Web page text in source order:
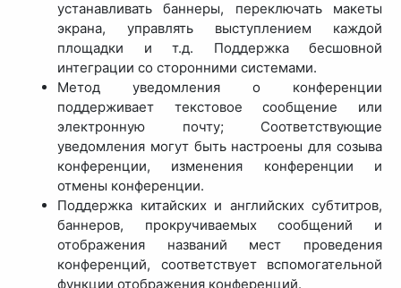
устанавливать баннеры, переключать макеты
экрана, управлять выступлением каждой
площадки и т.д. Поддержка бесшовной
интеграции со сторонними системами.
Метод уведомления о конференции
поддерживает текстовое сообщение или
электронную почту; Соответствующие
уведомления могут быть настроены для созыва
конференции, изменения конференции и
отмены конференции.
Поддержка китайских и английских субтитров,
баннеров, прокручиваемых сообщений и
отображения названий мест проведения
конференций, соответствует вспомогательной
функции отображения конференций.